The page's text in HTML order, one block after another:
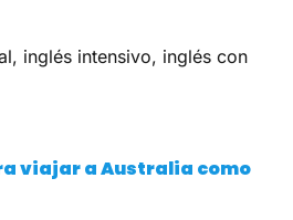
inglés intensivo, inglés con
viajar a Australia como